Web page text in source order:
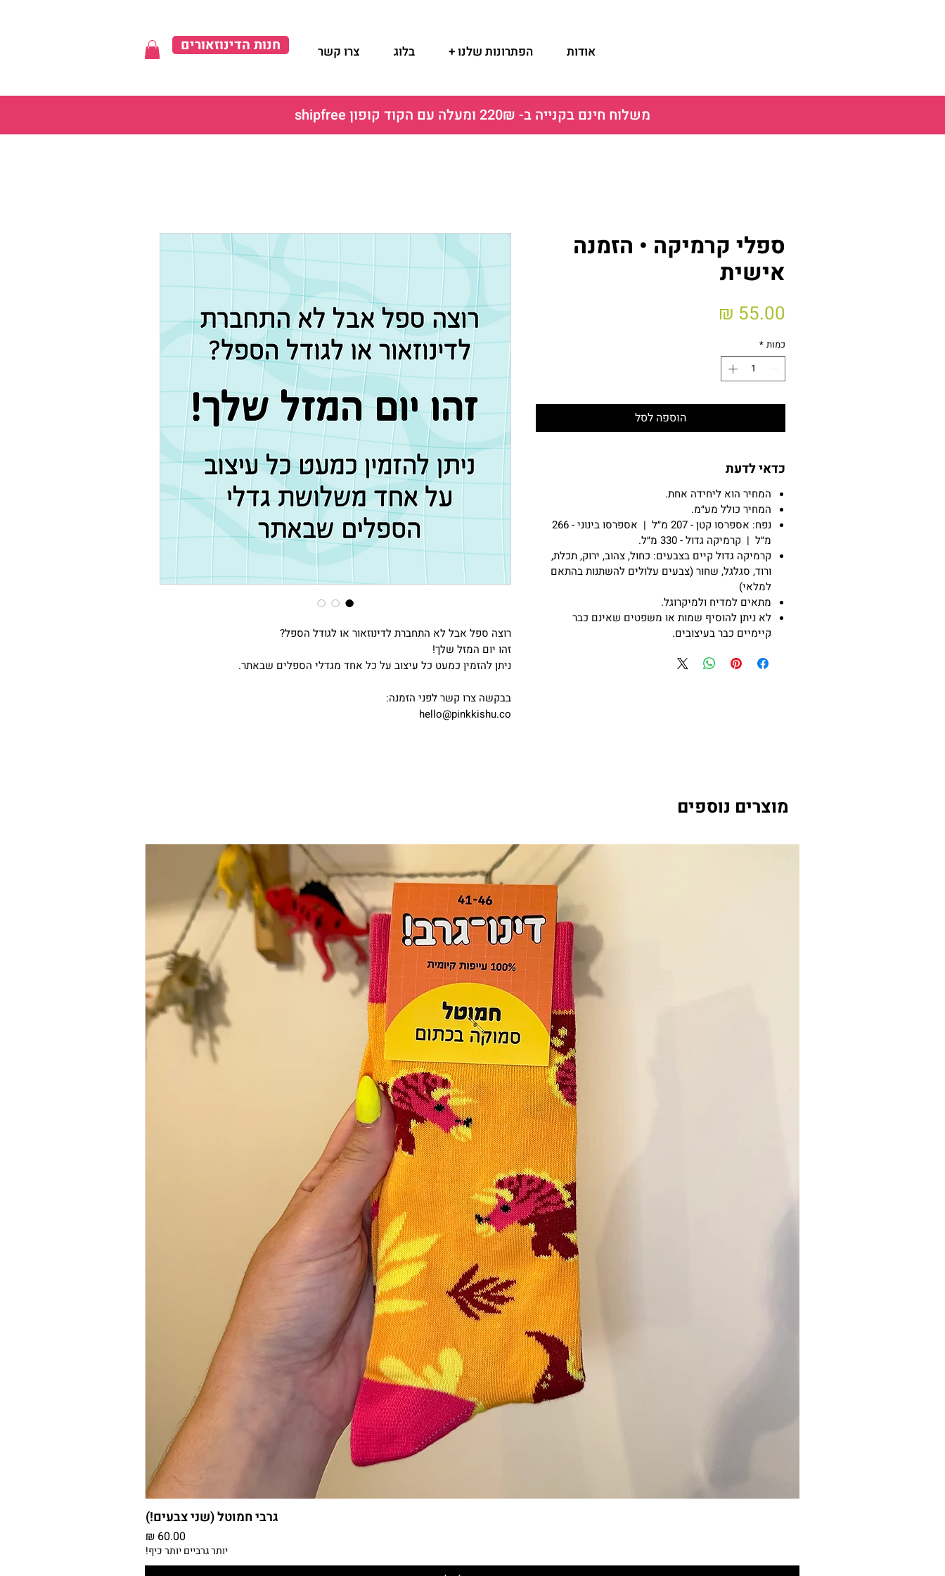
חנות הדינוזאורים אודות הפתרונות שלנו + בלוג צרו קשר
משלוח חינם בקנייה ב- 220₪ ומעלה עם הקוד קופון shipfree
רוצה ספל אבל לא התחברת לדינוזאור או לגודל הספל?
זהו יום המזל שלך!
ניתן להזמין כמעט כל עיצוב על כל אחד מגדלי הספלים שבאתר.
בבקשה צרו קשר לפני הזמנה:
hello@pinkkishu.co
ספלי קרמיקה • הזמנה
אישית
כמות *
הוספה לסל
כדאי לדעת
המחיר הוא ליחידה אחת.
המחיר כולל מע״מ.
נפח: אספרסו קטן - 207 מ״ל | אספרסו בינוני - 266
מ״ל | קרמיקה גדול - 330 מ״ל.
קרמיקה גדול קיים בצבעים: כחול, צהוב, ירוק, תכלת,
ורוד, סגלגל, שחור (צבעים עלולים להשתנות בהתאם
למלאי)
מתאים למדיח ולמיקרוגל.
לא ניתן להוסיף שמות או משפטים שאינם כבר
קיימיים כבר בעיצובים.
מוצרים נוספים
גרבי חמוטל (שני צבעים!)
מחיר
יותר גרביים יותר כיף!